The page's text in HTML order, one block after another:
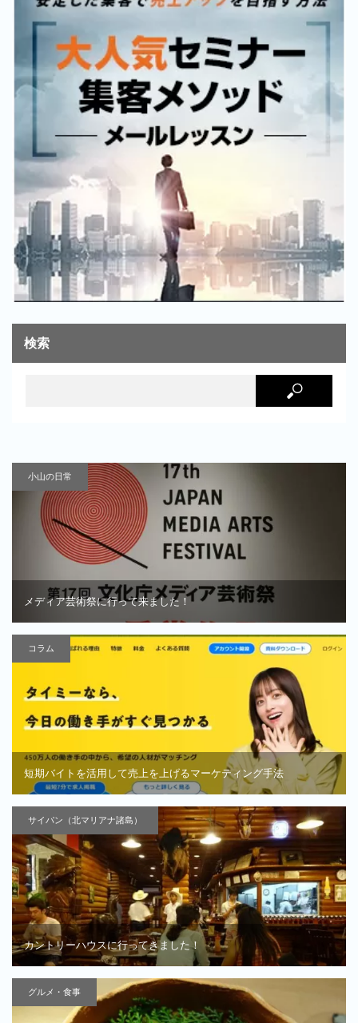
検索
小山の日常
メディア芸術祭に行って来ました！
コラム
短期バイトを活用して売上を上げるマーケティング手法
サイパン（北マリアナ諸島）
カントリーハウスに行ってきました！
グルメ・食事